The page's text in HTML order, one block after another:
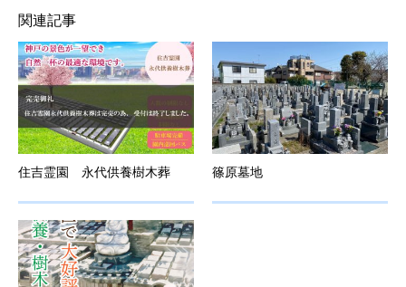
関連記事
住吉霊園 永代供養樹木葬 篠原墓地